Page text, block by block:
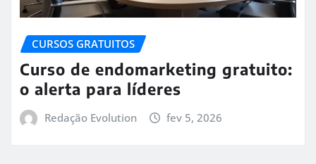
CURSOS GRATUITOS
Curso de endomarketing gratuito:
o alerta para líderes
Redação Evolution fev 5, 2026